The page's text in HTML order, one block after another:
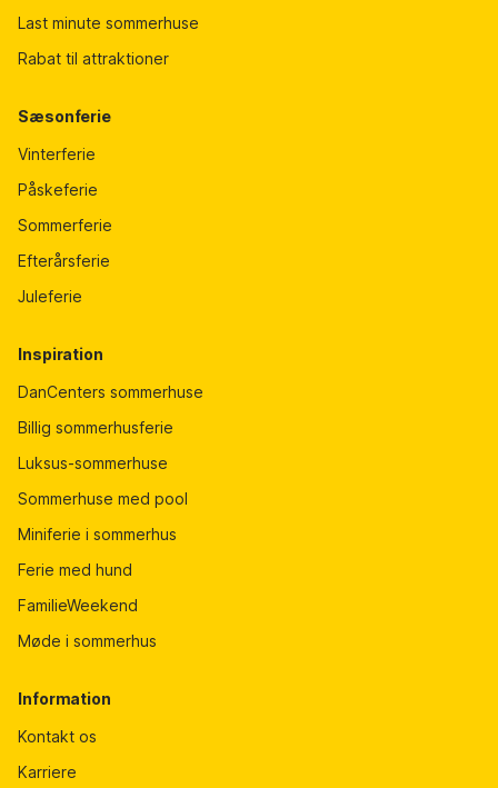
Last minute sommerhuse
Rabat til attraktioner
Sæsonferie
Vinterferie
Påskeferie
Sommerferie
Efterårsferie
Juleferie
Inspiration
DanCenters sommerhuse
Billig sommerhusferie
Luksus-sommerhuse
Sommerhuse med pool
Miniferie i sommerhus
Ferie med hund
FamilieWeekend
Møde i sommerhus
Information
Kontakt os
Karriere